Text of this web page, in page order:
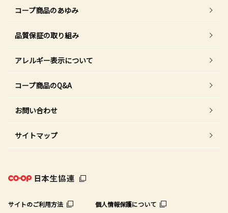
コープ商品のあゆみ
品質保証の取り組み
アレルギー表示について
コープ商品のQ&A
お問い合わせ
サイトマップ
サイトのご利用方法 個人情報保護について